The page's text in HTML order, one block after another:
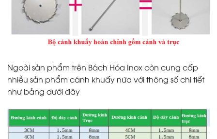
Ngoài sản phẩm trên Bách Hóa Inox còn cung cấp
nhiều sản phẩm cánh khuấy nữa với thông số chi tiết
như bảng dưới đây